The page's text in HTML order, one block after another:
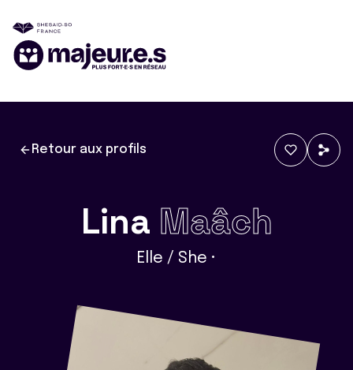
Retour aux profils
Lina Maâch
Elle / She •